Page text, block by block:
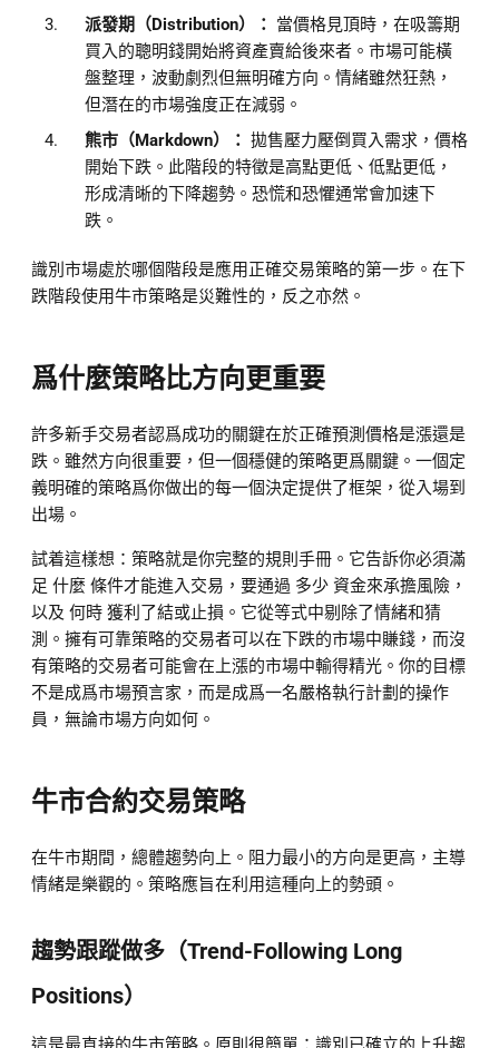
派發期（Distribution）： 當價格見頂時，在吸籌期
買入的聰明錢開始將資產賣給後來者。市場可能橫
盤整理，波動劇烈但無明確方向。情緒雖然狂熱，
但潛在的市場強度正在減弱。
熊市（Markdown）： 拋售壓力壓倒買入需求，價格
開始下跌。此階段的特徵是高點更低、低點更低，
形成清晰的下降趨勢。恐慌和恐懼通常會加速下
跌。
識別市場處於哪個階段是應用正確交易策略的第一步。在下
跌階段使用牛市策略是災難性的，反之亦然。
爲什麼策略比方向更重要
許多新手交易者認爲成功的關鍵在於正確預測價格是漲還是
跌。雖然方向很重要，但一個穩健的策略更爲關鍵。一個定
義明確的策略爲你做出的每一個決定提供了框架，從入場到
出場。
試着這樣想：策略就是你完整的規則手冊。它告訴你必須滿
足 什麼 條件才能進入交易，要通過 多少 資金來承擔風險，
以及 何時 獲利了結或止損。它從等式中剔除了情緒和猜
測。擁有可靠策略的交易者可以在下跌的市場中賺錢，而沒
有策略的交易者可能會在上漲的市場中輸得精光。你的目標
不是成爲市場預言家，而是成爲一名嚴格執行計劃的操作
員，無論市場方向如何。
牛市合約交易策略
在牛市期間，總體趨勢向上。阻力最小的方向是更高，主導
情緒是樂觀的。策略應旨在利用這種向上的勢頭。
趨勢跟蹤做多（Trend-Following Long
Positions）